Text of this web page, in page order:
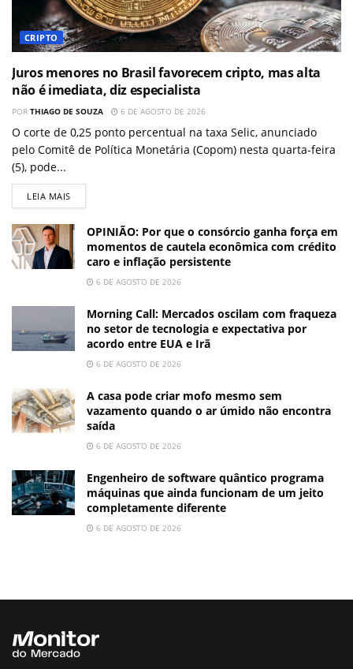
CRIPTO
Juros menores no Brasil favorecem cripto, mas alta
não é imediata, diz especialista
POR THIAGO DE SOUZA 6 DE AGOSTO DE 2026
O corte de 0,25 ponto percentual na taxa Selic, anunciado
pelo Comitê de Política Monetária (Copom) nesta quarta-feira
(5), pode...
LEIA MAIS
OPINIÃO: Por que o consórcio ganha força em
momentos de cautela econômica com crédito
caro e inflação persistente
6 DE AGOSTO DE 2026
Morning Call: Mercados oscilam com fraqueza
no setor de tecnologia e expectativa por
acordo entre EUA e Irã
6 DE AGOSTO DE 2026
A casa pode criar mofo mesmo sem
vazamento quando o ar úmido não encontra
saída
6 DE AGOSTO DE 2026
Engenheiro de software quântico programa
máquinas que ainda funcionam de um jeito
completamente diferente
6 DE AGOSTO DE 2026